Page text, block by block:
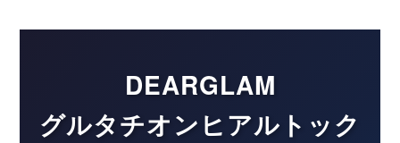
DEARGLAM
グルタチオンヒアルトック